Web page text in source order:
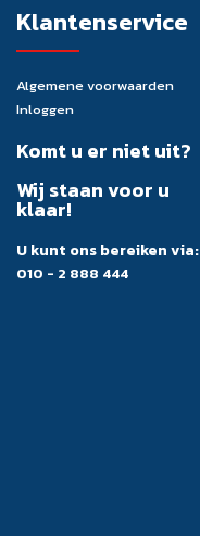
Klantenservice
Algemene voorwaarden
Inloggen
Komt u er niet uit?
Wij staan voor u
klaar!
U kunt ons bereiken via:
010 - 2 888 444